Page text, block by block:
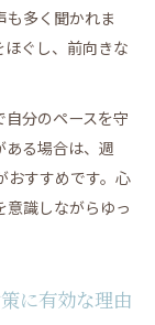
も多く聞かれま
ぐし、前向きな
分のペースを守
ある場合は、週
おすすめです。心
意識しながらゆっ
に有効な理由